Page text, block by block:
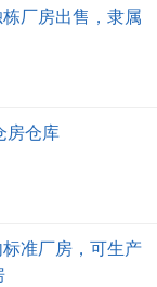
厂房出售，隶属
房仓库
准厂房，可生产